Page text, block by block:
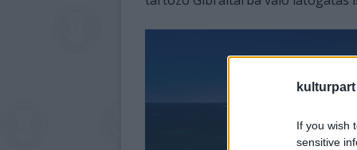
kulturpart
If you wish
sensitive